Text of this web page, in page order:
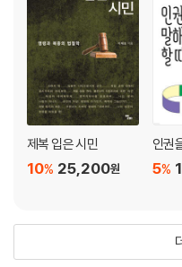
제복 입은 시민
25,200원
10%
인권
5%